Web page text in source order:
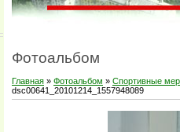
Фотоальбом
Главная » Фотоальбом » Спортивные
dsc00641_20101214_1557948089